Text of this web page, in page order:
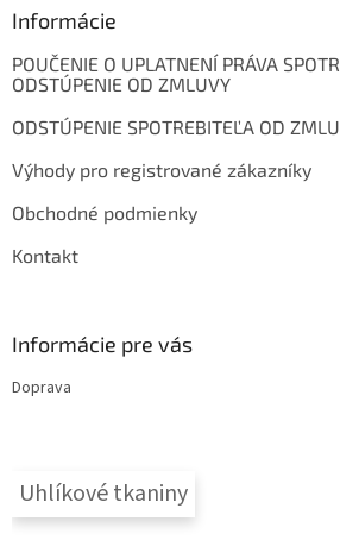
Informácie
POUČENIE O UPLATNENÍ PRÁVA
ODSTÚPENIE OD ZMLUVY
ODSTÚPENIE SPOTREBITEĽA OD
Výhody pro registrované zákazníky
Obchodné podmienky
Kontakt
Informácie pre vás
Doprava
Uhlíkové tkaniny